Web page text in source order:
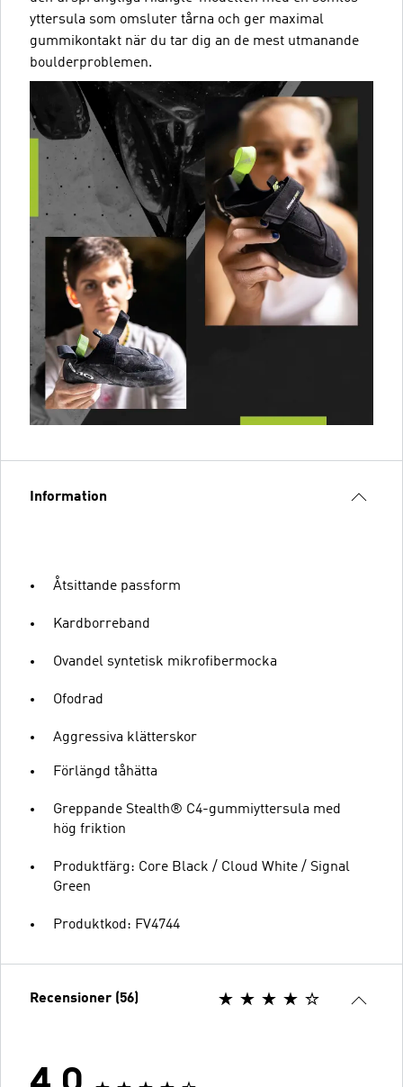
yttersula som omsluter tårna och ger maximal
gummikontakt när du tar dig an de mest utmanande
boulderproblemen.
Information
Åtsittande passform
Kardborreband
Ovandel syntetisk mikrofibermocka
Ofodrad
Aggressiva klätterskor
Förlängd tåhätta
Greppande Stealth® C4-gummiyttersula med
hög friktion
Produktfärg: Core Black / Cloud White / Signal
Green
Produktkod: FV4744
Recensioner (56)